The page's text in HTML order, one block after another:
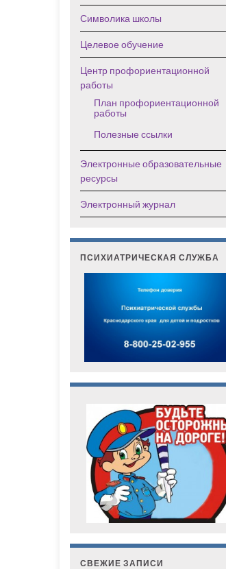
Символика школы
Целевое обучение
Центр профориентационной
работы
План профориентационной
работы
Полезные ссылки
Электронные образовательные
ресурсы
Электронный журнал
ПСИХИАТРИЧЕСКАЯ СЛУЖБА
СВЕЖИЕ ЗАПИСИ